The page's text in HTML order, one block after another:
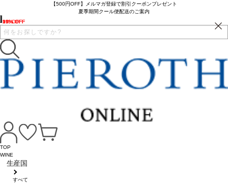
【500円OFF】メルマガ登録で割引クーポンプレゼント
夏季期間クール便配送のご案内
TOP
WINE
生産国
すべて
35% OFF
17% OFF
10% OFF
9% OFF